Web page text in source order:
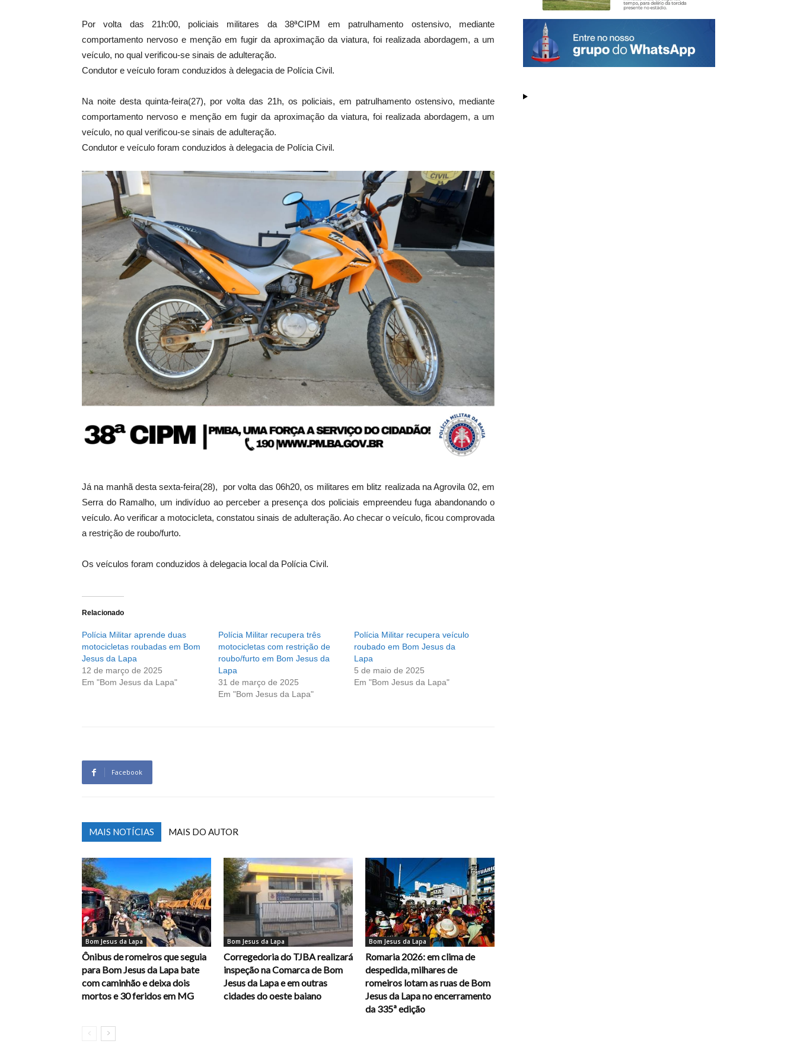
Por volta das 21h:00, policiais militares da 38ªCIPM em patrulhamento ostensivo, mediante
comportamento nervoso e menção em fugir da aproximação da viatura, foi realizada abordagem, a um
veículo, no qual verificou-se sinais de adulteração.
Condutor e veículo foram conduzidos à delegacia de Polícia Civil.
Na noite desta quinta-feira(27), por volta das 21h, os policiais, em patrulhamento ostensivo, mediante
comportamento nervoso e menção em fugir da aproximação da viatura, foi realizada abordagem, a um
veículo, no qual verificou-se sinais de adulteração.
Condutor e veículo foram conduzidos à delegacia de Polícia Civil.
Já na manhã desta sexta-feira(28), por volta das 06h20, os militares em blitz realizada na Agrovila 02, em
Serra do Ramalho, um indivíduo ao perceber a presença dos policiais empreendeu fuga abandonando o
veículo. Ao verificar a motocicleta, constatou sinais de adulteração. Ao checar o veículo, ficou comprovada
a restrição de roubo/furto.
Os veículos foram conduzidos à delegacia local da Polícia Civil.
Relacionado
Polícia Militar aprende duas
motocicletas roubadas em Bom
Jesus da Lapa
12 de março de 2025
Em "Bom Jesus da Lapa"
Polícia Militar recupera três
motocicletas com restrição de
roubo/furto em Bom Jesus da
Lapa
31 de março de 2025
Em "Bom Jesus da Lapa"
Polícia Militar recupera veículo
roubado em Bom Jesus da
Lapa
5 de maio de 2025
Em "Bom Jesus da Lapa"
Facebook
MAIS NOTÍCIAS MAIS DO AUTOR
Bom Jesus da Lapa
Ônibus de romeiros que seguia
para Bom Jesus da Lapa bate
com caminhão e deixa dois
mortos e 30 feridos em MG
Bom Jesus da Lapa
Corregedoria do TJBA realizará
inspeção na Comarca de Bom
Jesus da Lapa e em outras
cidades do oeste baiano
Bom Jesus da Lapa
Romaria 2026: em clima de
despedida, milhares de
romeiros lotam as ruas de Bom
Jesus da Lapa no encerramento
da 335ª edição